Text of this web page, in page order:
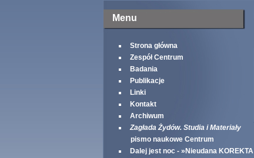
Menu
Strona główna
Zespół Centrum
Badania
Publikacje
Linki
Kontakt
Archiwum
Zagłada Żydów. Studia i Materiały
pismo naukowe Centrum
Dalej jest noc - »Nieudana KOREKTA